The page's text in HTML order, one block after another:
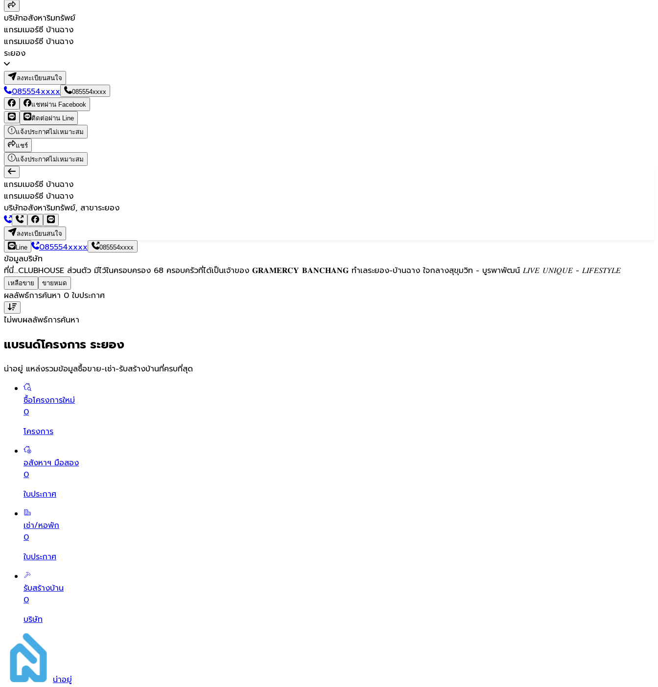
บริษัทอสังหาริมทรัพย์
แกรมเมอร์ซี บ้านฉาง
แกรมเมอร์ซี บ้านฉาง
ระยอง
ลงทะเบียนสนใจ
085554xxxx
085554xxxx
แชทผ่าน Facebook
ติดต่อผ่าน Line
แจ้งประกาศไม่เหมาะสม
แชร์
แจ้งประกาศไม่เหมาะสม
แกรมเมอร์ซี บ้านฉาง
แกรมเมอร์ซี บ้านฉาง
บริษัทอสังหาริมทรัพย์, สาขาระยอง
ลงทะเบียนสนใจ
Line
085554xxxx 085554xxxx
ข้อมูลบริษัท
ที่นี่...CLUBHOUSE ส่วนตัว มีไว้ในครอบครอง 68 ครอบครัวที่ได้เป็นเจ้าของ 𝐆𝐑𝐀𝐌𝐄𝐑𝐂𝐘 𝐁𝐀𝐍𝐂𝐇𝐀𝐍𝐆 ทำเลระยอง-บ้านฉาง ใจกลางสุขุมวิท - บูรพาพัฒน์ 𝐿𝐼𝑉𝐸 𝑈𝑁𝐼𝑄𝑈𝐸 - 𝐿𝐼𝐹𝐸𝑆𝑇𝑌𝐿𝐸
เหลือขาย ขายหมด
ผลลัพธ์การค้นหา 0 ใบประกาศ
ไม่พบผลลัพธ์การค้นหา
แบรนด์โครงการ ระยอง
น่าอยู่ แหล่งรวมข้อมูลซื้อขาย-เช่า-รับสร้างบ้านที่ครบที่สุด
ซื้อโครงการใหม่
0
โครงการ
อสังหาฯ มือสอง
0
ใบประกาศ
เช่า/หอพัก
0
ใบประกาศ
รับสร้างบ้าน
0
บริษัท
น่าอยู่